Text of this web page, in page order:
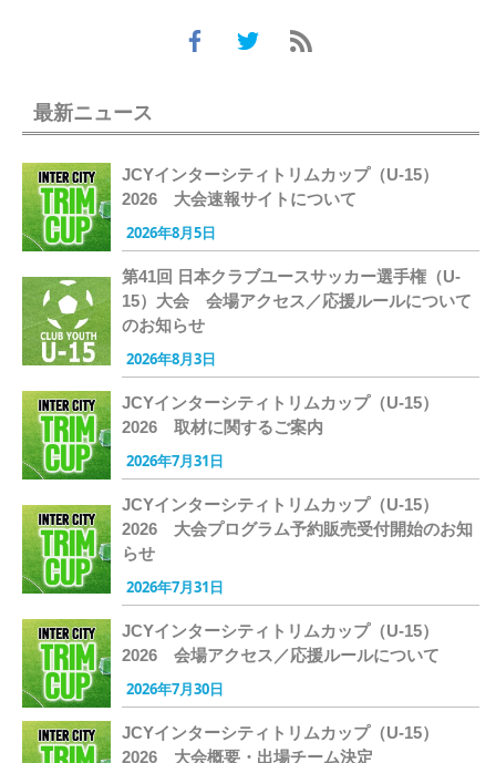
最新ニュース
JCYインターシティトリムカップ（U-15）
2026 大会速報サイトについて
2026年8月5日
第41回 日本クラブユースサッカー選手権（U-
15）大会 会場アクセス／応援ルールについて
のお知らせ
2026年8月3日
JCYインターシティトリムカップ（U-15）
2026 取材に関するご案内
2026年7月31日
JCYインターシティトリムカップ（U-15）
2026 大会プログラム予約販売受付開始のお知
らせ
2026年7月31日
JCYインターシティトリムカップ（U-15）
2026 会場アクセス／応援ルールについて
2026年7月30日
JCYインターシティトリムカップ（U-15）
2026 大会概要・出場チーム決定